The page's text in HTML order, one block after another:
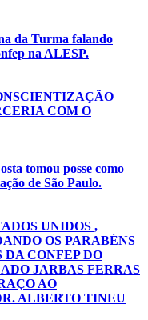
da Turma falando
na ALESP.
COM O
tomou posse como
de São Paulo.
UNIDOS ,
OS PARABÉNS
DA CONFEP DO
JARBAS FERRAS
AO
ALBERTO TINEU